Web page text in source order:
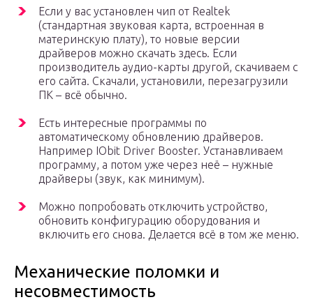
Если у вас установлен чип от Realtek
(стандартная звуковая карта, встроенная в
материнскую плату), то новые версии
драйверов можно скачать здесь. Если
производитель аудио-карты другой, скачиваем с
его сайта. Скачали, установили, перезагрузили
ПК – всё обычно.
Есть интересные программы по
автоматическому обновлению драйверов.
Например IObit Driver Booster. Устанавливаем
программу, а потом уже через неё – нужные
драйверы (звук, как минимум).
Можно попробовать отключить устройство,
обновить конфигурацию оборудования и
включить его снова. Делается всё в том же меню.
Механические поломки и
несовместимость